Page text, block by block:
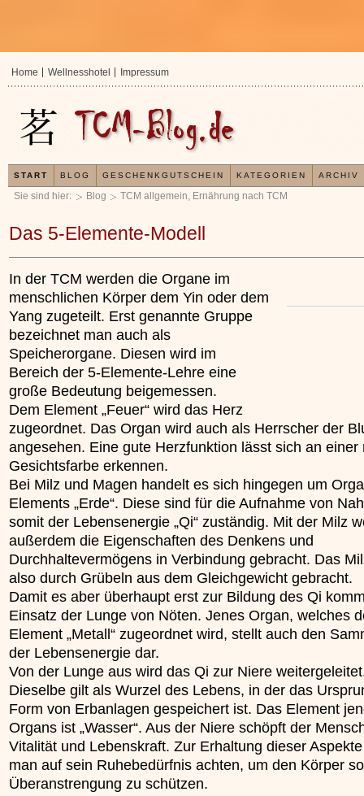
Sie sind hier: Blog TCM allgemein, Ernährung nach TCM
Das 5-Elemente-Modell
In der TCM werden die Organe im
menschlichen Körper dem Yin oder dem
Yang zugeteilt. Erst genannte Gruppe
bezeichnet man auch als
Speicherorgane. Diesen wird im
Bereich der 5-Elemente-Lehre eine
große Bedeutung beigemessen.
Dem Element „Feuer“ wird das Herz
zugeordnet. Das Organ wird auch als Herrscher der
angesehen. Eine gute Herzfunktion lässt sich an einer
Gesichtsfarbe erkennen.
Bei Milz und Magen handelt es sich hingegen um
Elements „Erde“. Diese sind für die Aufnahme von
somit der Lebensenergie „Qi“ zuständig. Mit der Milz
außerdem die Eigenschaften des Denkens und
Durchhaltevermögens in Verbindung gebracht. Das
also durch Grübeln aus dem Gleichgewicht gebracht.
Damit es aber überhaupt erst zur Bildung des Qi
Einsatz der Lunge von Nöten. Jenes Organ, welches
Element „Metall“ zugeordnet wird, stellt auch den
der Lebensenergie dar.
Von der Lunge aus wird das Qi zur Niere
Dieselbe gilt als Wurzel des Lebens, in der das
Form von Erbanlagen gespeichert ist. Das Element
Organs ist „Wasser“. Aus der Niere schöpft der
Vitalität und Lebenskraft. Zur Erhaltung dieser
man auf sein Ruhebedürfnis achten, um den Körper
Überanstrengung zu schützen.
In der TCM sind Experten der Meinung,
unterliegt.
»»»
Home Wellnesshotel Impressum
START BLOG GESCHENKGUTSCHEIN KATEGORIEN ARCHIV